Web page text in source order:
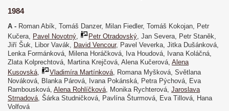
1984
A - Roman Abík, Tomáš Danzer, Milan Fiedler, Tomáš Kokojan, Petr
Kučera, Pavel Novotný Petr Otradovský , Jan Severa, Petr Staněk,
Jiří Šuk, Libor Vavák, David Vencour, Pavel Veverka, Jitka Dušánková,
Lenka Formánková, Milena Horáčková, Iva Houdová, Ivana Koláčná,
Zlata Kolprechtová, Martina Krejčová, Alena Kučerová, Alena
Kusovská
Vladimíra Martínková , Romana Myšková, Světlana
Nováková, Blanka Párová, Ivana Pokánská, Petra Pýchová, Eva
Rambousková, Alena Rohlíčková , Monika Rychterová, Jaroslava
Strnadová , Šárka Studničková, Pavlína Šturmová, Eva Tillová, Hana
Volfová